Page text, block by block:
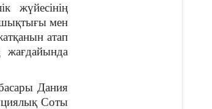
жүйесінің
мен
атап
жағдайында
Дания
Соты